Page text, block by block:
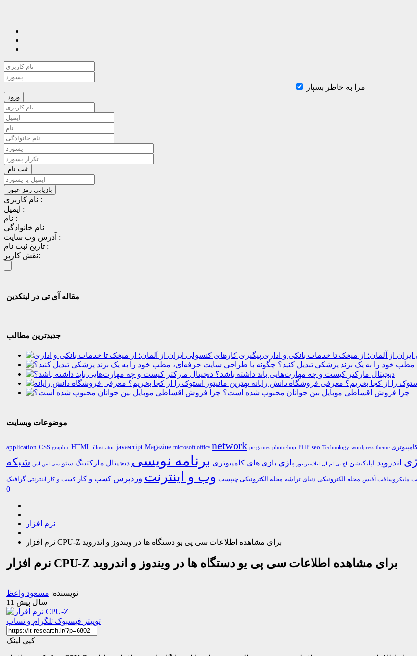
مرا به خاطر بسپار
نام کاربری :
ایمیل :
نام :
نام خانوادگی
آدرس وب سایت :
تاریخ ثبت نام :
نقش کاربر:
مقاله آی تی در لینکدین
جدیدترین مطالب
از آلمان؛ از میخک تا خدمات بانکی و اداری
خود را به یک برند پزشکی تبدیل کنید؟
دیجیتال مارکتر کیست و چه مهارت‌هایی باید داشته باشد؟
استوک را از کجا بخریم؟ معرفی فروشگاه دانش رایانه
چرا فروش اقساطی موبایل بین جوانان محبوب شده است؟
موضوعات وبسایت
application CSS graphic HTML illustrator javascript Magazine microsoft office network pc games photoshop PHP seo Technology wordpress theme
اندروید اپلیکیشن اچ تی ام ال ایلاستریتور بازی بازی های کامپیوتری برنامه نویسی دیجیتال مارکتینگ سئو سی اس اس شبکه
مایکروسافت آفیس مجله الکترونیکی دنیای تراشه مجله الکترونیکی چیپست وب و اینترنت وردپرس کسب و کار کسب و کار اینترنتی گرافیک
0
نرم افزار
نرم افزار CPU-Z برای مشاهده اطلاعات سی پی یو دستگاه ها در ویندوز و اندروید
نرم افزار CPU-Z برای مشاهده اطلاعات سی پی یو دستگاه ها در ویندوز و اندروید
نویسنده: مسعود واعظ
11 سال پیش
توییتر فیسبوک تلگرام واتساپ
کپی لینک